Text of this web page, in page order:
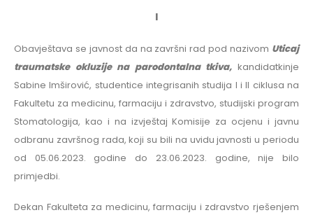
I
Obavještava se javnost da na završni rad pod nazivom Uticaj
traumatske okluzije na parodontalna tkiva, kandidatkinje
Sabine Imširović, studentice integrisanih studija I i II ciklusa na
Fakultetu za medicinu, farmaciju i zdravstvo, studijski program
Stomatologija, kao i na izvještaj Komisije za ocjenu i javnu
odbranu završnog rada, koji su bili na uvidu javnosti u periodu
od 05.06.2023. godine do 23.06.2023. godine, nije bilo
primjedbi.
Dekan Fakulteta za medicinu, farmaciju i zdravstvo rješenjem